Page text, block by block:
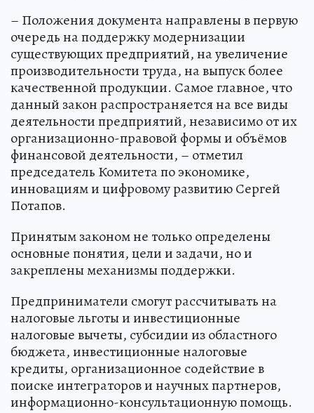
– Положения документа направлены в первую
очередь на поддержку модернизации
существующих предприятий, на увеличение
производительности труда, на выпуск более
качественной продукции. Самое главное, что
данный закон распространяется на все виды
деятельности предприятий, независимо от их
организационно-правовой формы и объёмов
финансовой деятельности, – отметил
председатель Комитета по экономике,
инновациям и цифровому развитию Сергей
Потапов.
Принятым законом не только определены
основные понятия, цели и задачи, но и
закреплены механизмы поддержки.
Предприниматели смогут рассчитывать на
налоговые льготы и инвестиционные
налоговые вычеты, субсидии из областного
бюджета, инвестиционные налоговые
кредиты, организационное содействие в
поиске интеграторов и научных партнеров,
информационно-консультационную помощь.